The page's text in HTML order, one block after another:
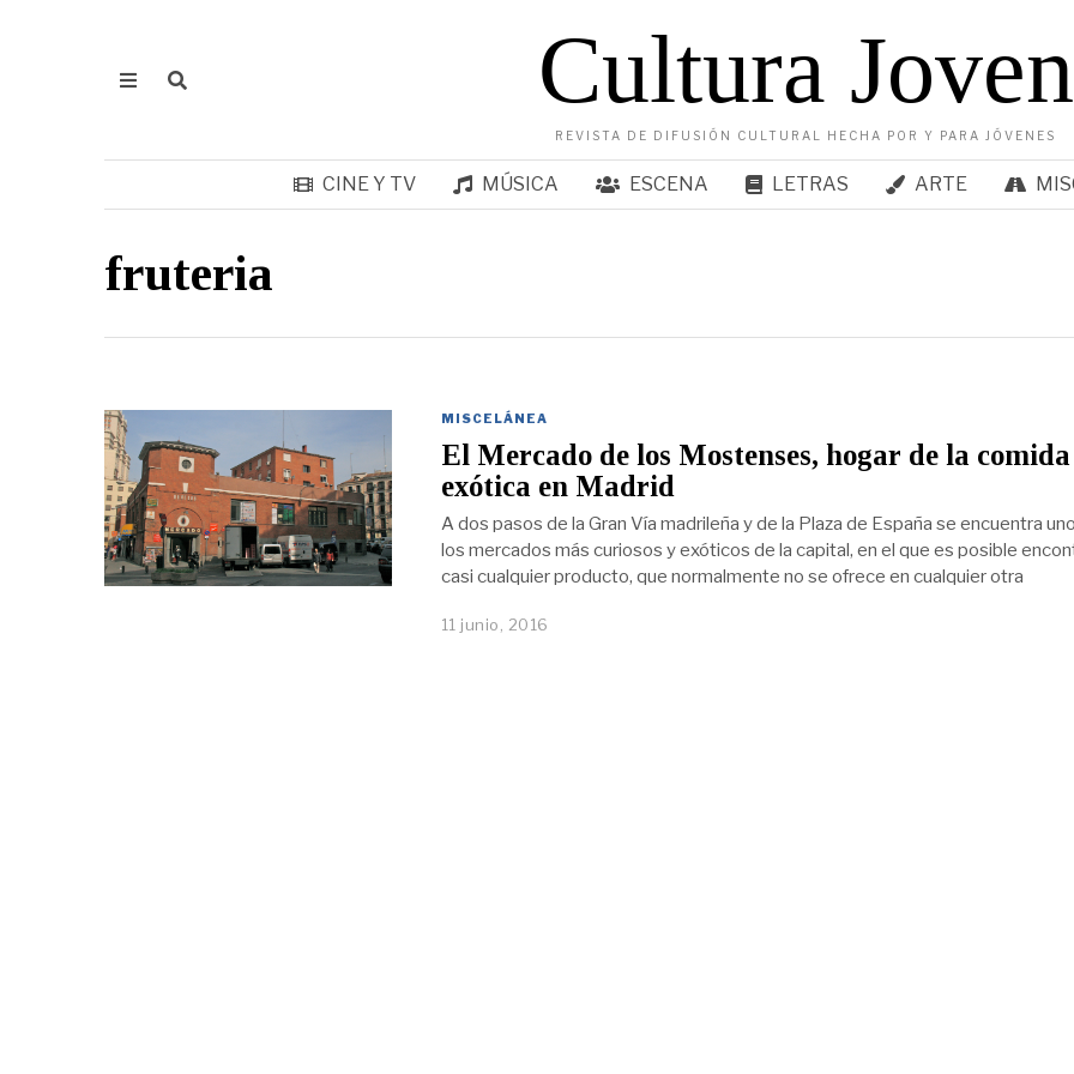
Cultura Joven
REVISTA DE DIFUSIÓN CULTURAL HECHA POR Y PARA JÓVENES
CINE Y TV MÚSICA ESCENA LETRAS ARTE
fruteria
MISCELÁNEA
El Mercado de los Mostenses, hogar de la comida
exótica en Madrid
A dos pasos de la Gran Vía madrileña y de la Plaza de España se encuentra
los mercados más curiosos y exóticos de la capital, en el que es posible
casi cualquier producto, que normalmente no se ofrece en cualquier otra
11 junio, 2016